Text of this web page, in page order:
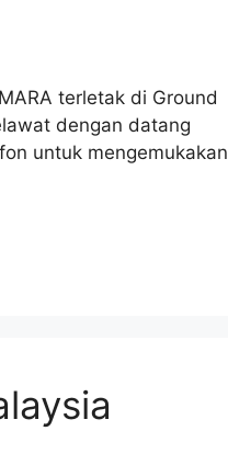
terletak di Ground
dengan datang
untuk mengemukakan